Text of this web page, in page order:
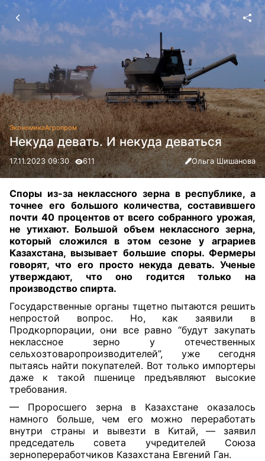
ЭкономикаАгропром
Некуда девать. И некуда деваться
17.11.2023 09:30 611 Ольга Шишанова
Споры из-за неклассного зерна в республике, а
точнее его большого количества, составившего
почти 40 процентов от всего собранного урожая,
не утихают. Большой объем неклассного зерна,
который сложился в этом сезоне у аграриев
Казахстана, вызывает большие споры. Фермеры
говорят, что его просто некуда девать. Ученые
утверждают, что оно годится только на
производство спирта.
Государственные органы тщетно пытаются решить
непростой вопрос. Но, как заявили в
Продкорпорации, они все равно “будут закупать
неклассное зерно у отечественных
сельхозтоваропроизводителей”, уже сегодня
пытаясь найти покупателей. Вот только импортеры
даже к такой пшенице предъявляют высокие
требования.
— Проросшего зерна в Казахстане оказалось
намного больше, чем его можно переработать
внутри страны и вывезти в Китай, — заявил
председатель совета учредителей Союза
зернопереработчиков Казахстана Евгений Ган.